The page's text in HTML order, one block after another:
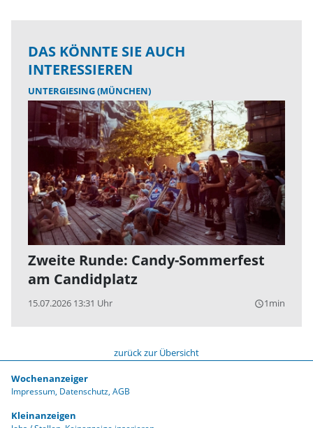
DAS KÖNNTE SIE AUCH
INTERESSIEREN
UNTERGIESING (MÜNCHEN)
Zweite Runde: Candy-Sommerfest
am Candidplatz
15.07.2026 13:31 Uhr query_builder1min
zurück zur Übersicht
Wochenanzeiger
Impressum Datenschutz AGB
Kleinanzeigen